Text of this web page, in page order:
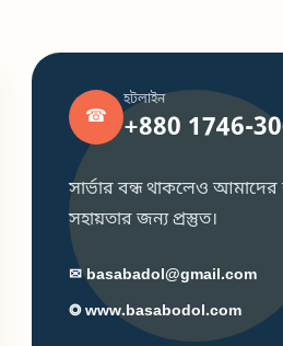
☎
হটলাইন
+880 1746-
সার্ভার বন্ধ থাকলেও আমাদের
সহায়তার জন্য প্রস্তুত।
✉ basabadol@gmail.com
◎ www.basabodol.com